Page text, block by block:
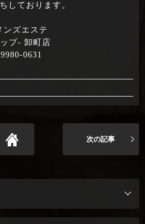
しております。
ンズエステ
プ- 卸町店
0631
次の記事